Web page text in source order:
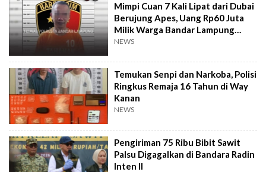
Mimpi Cuan 7 Kali Lipat dari Dubai
Berujung Apes, Uang Rp60 Juta
Milik Warga Bandar Lampung
Amblas
NEWS
Temukan Senpi dan Narkoba, Polisi
Ringkus Remaja 16 Tahun di Way
Kanan
NEWS
Pengiriman 75 Ribu Bibit Sawit
Palsu Digagalkan di Bandara Radin
Inten II